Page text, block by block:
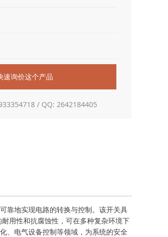
速询价这个产品
/ QQ: 2642184405
靠地实现电路的转换与控制。该开关具
用性和抗腐蚀性，可在多种复杂环境下
、电气设备控制等领域，为系统的安全